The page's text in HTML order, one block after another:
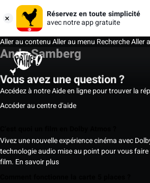
Réservez en toute simplicité
avec notre app gratuite
Aller au contenuAller au menu RechercheAller
Andy Samberg
Vous avez une question ?
Accédez à notre Aide en ligne pour trouver la
Accéder au centre d'aide
Vivez une nouvelle expérience cinéma avec
technologie audio mise au point pour vous
film. En savoir plus